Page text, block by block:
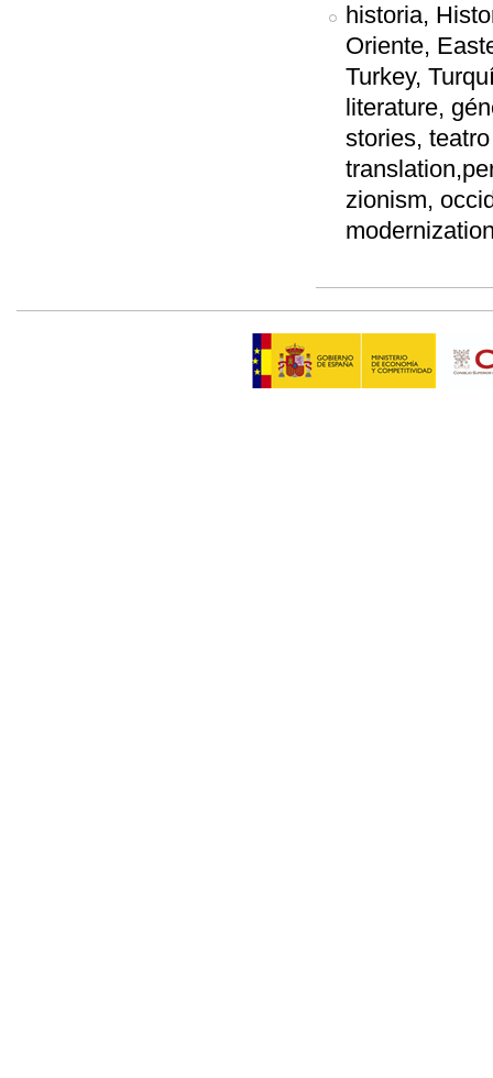
historia,
Oriente,
Turkey,
literature,
stories,
zionism,